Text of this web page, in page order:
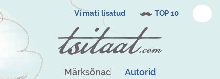
Viimati lisatud TOP 10
Märksõnad Autorid